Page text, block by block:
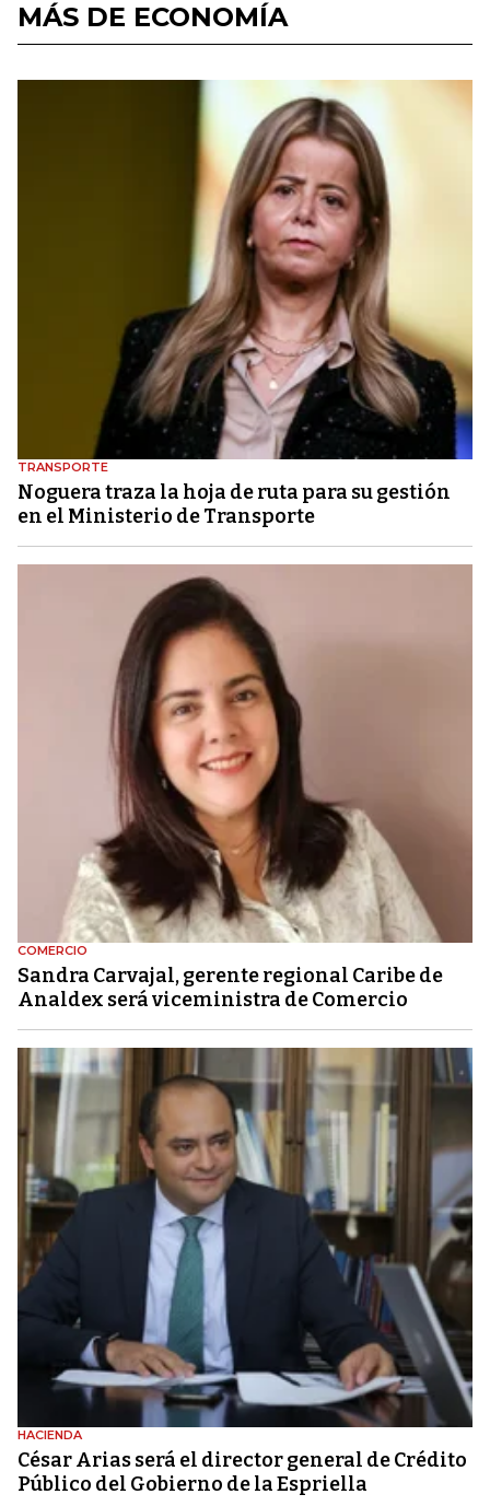
MÁS DE ECONOMÍA
TRANSPORTE
Noguera traza la hoja de ruta para su gestión
en el Ministerio de Transporte
COMERCIO
Sandra Carvajal, gerente regional Caribe de
Analdex será viceministra de Comercio
HACIENDA
César Arias será el director general de Crédito
Público del Gobierno de la Espriella